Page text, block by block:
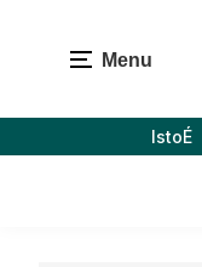
Menu
IstoÉ